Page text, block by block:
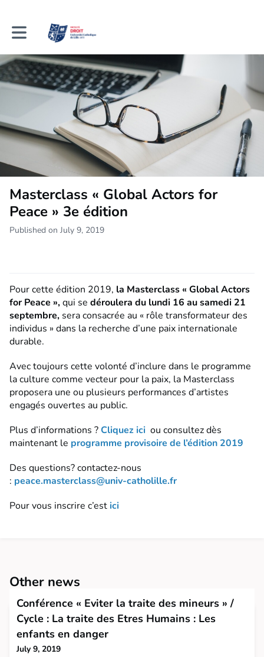
Toggle main navigation
Masterclass « Global Actors for
Peace » 3e édition
Published on July 9, 2019
Pour cette édition 2019, la Masterclass « Global Actors
for Peace »,qui se déroulera du lundi 16 au samedi 21
septembre, sera consacrée au « rôle transformateur des
individus » dans la recherche d’une paix internationale
durable.
Avec toujours cette volonté d’inclure dans le programme
la culture comme vecteur pour la paix, la Masterclass
proposera une ou plusieurs performances d’artistes
engagés ouvertes au public.
Plus d’informations ?Cliquez ici ou consultez dès
maintenant le programme provisoire de l’édition 2019
Des questions? contactez-nous
: peace.masterclass@univ-catholille.fr
Pour vous inscrire c’estici
Other news
Conférence « Eviter la traite des mineurs » /
Cycle : La traite des Etres Humains : Les
enfants en danger
July 9, 2019